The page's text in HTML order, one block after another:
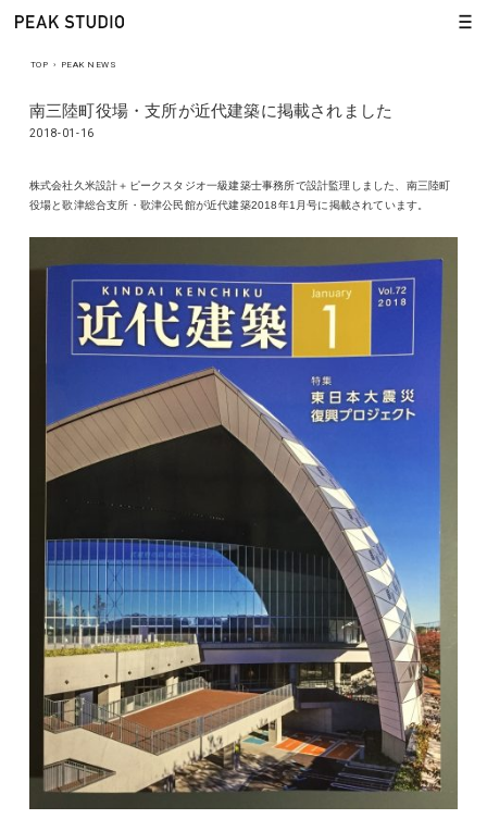
TOP › PEAK NEWS
南三陸町役場・支所が近代建築に掲載されました
2018-01-16
株式会社久米設計＋ピークスタジオ一級建築士事務所で設計監理しました、南三陸町
役場と歌津総合支所・歌津公民館が近代建築2018年1月号に掲載されています。